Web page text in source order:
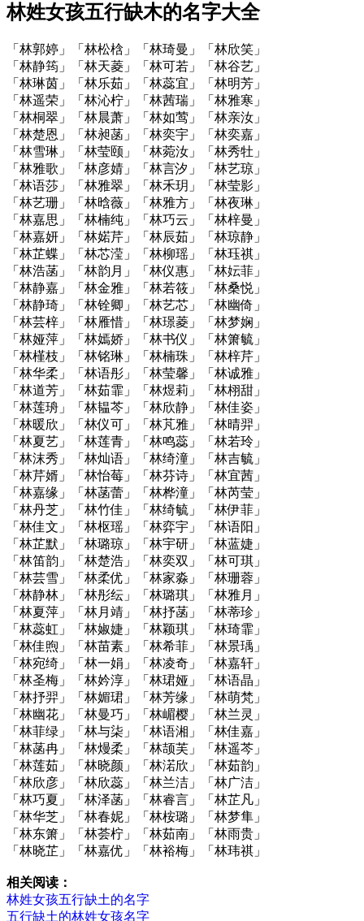
林姓女孩五行缺木的名字大全
「林郭婷」「林松梒」「林琦曼」「林欣笑」
「林静筠」「林天菱」「林可若」「林谷艺」
「林琳茵」「林乐茹」「林蕊宜」「林明芳」
「林遥荣」「林沁柠」「林茜瑞」「林雅寒」
「林桐翠」「林晨萧」「林如莺」「林亲汝」
「林楚恩」「林昶菡」「林奕宇」「林奕嘉」
「林雪琳」「林莹颐」「林菀汝」「林秀牡」
「林雅歌」「林彦婧」「林言汐」「林艺琼」
「林语莎」「林雅翠」「林禾玥」「林莹影」
「林艺珊」「林晗薇」「林雅方」「林夜琳」
「林嘉思」「林楠纯」「林巧云」「林梓曼」
「林嘉妍」「林婼芹」「林辰茹」「林琼静」
「林芷蝶」「林芯滢」「林柳瑶」「林珏祺」
「林浩菡」「林韵月」「林仪惠」「林妘菲」
「林静嘉」「林金雅」「林若筱」「林桑悦」
「林静琦」「林铨卿」「林艺芯」「林幽倚」
「林芸梓」「林雁惜」「林璟菱」「林梦娴」
「林娅萍」「林嫣娇」「林书仪」「林箫毓」
「林槿枝」「林铭琳」「林楠珠」「林梓芹」
「林华柔」「林语彤」「林莹馨」「林诚雅」
「林道芳」「林茹霏」「林煜莉」「林栩甜」
「林莲珘」「林韫芩」「林欣静」「林佳姿」
「林暖欣」「林仪可」「林芃雅」「林晴羿」
「林夏艺」「林莲青」「林鸣蕊」「林若玲」
「林沫秀」「林灿语」「林绮潼」「林吉毓」
「林芹婿」「林怡莓」「林芬诗」「林宜茜」
「林嘉缘」「林菡蕾」「林桦潼」「林芮莹」
「林丹芝」「林竹佳」「林绮毓」「林伊菲」
「林佳文」「林枢瑶」「林弈宇」「林语阳」
「林芷默」「林璐琼」「林宇研」「林蓝婕」
「林笛韵」「林楚浩」「林奕双」「林可琪」
「林芸雪」「林柔优」「林家淼」「林珊蓉」
「林静林」「林彤纭」「林璐琪」「林雅月」
「林夏萍」「林月靖」「林抒菡」「林蒂珍」
「林蕊虹」「林婌婕」「林颖琪」「林琦霏」
「林佳煦」「林苗素」「林希菲」「林景瑀」
「林宛绮」「林一娟」「林凌奇」「林嘉轩」
「林圣梅」「林妗淳」「林珺娅」「林语晶」
「林抒羿」「林媚珺」「林芳缘」「林萌梵」
「林幽花」「林曼巧」「林嵋樱」「林兰灵」
「林菲绿」「林与柒」「林语湘」「林佳嘉」
「林菡冉」「林熳柔」「林颉芙」「林遥芩」
「林莲茹」「林晓颜」「林渃欣」「林茹韵」
「林欣彦」「林欣蕊」「林兰洁」「林广洁」
「林巧夏」「林泽菡」「林睿言」「林芷凡」
「林华芝」「林春妮」「林桉璐」「林梦隼」
「林东箫」「林荟柠」「林茹南」「林雨贵」
「林晓芷」「林嘉优」「林裕梅」「林玮祺」
相关阅读：
林姓女孩五行缺土的名字
五行缺土的林姓女孩名字